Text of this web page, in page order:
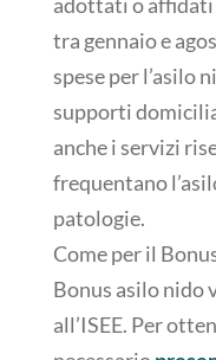
tra gennaio e
spese per l’asilo
supporti
anche i servizi
frequentano
patologie.
Come per il
Bonus asilo nido
all’ISEE. Per